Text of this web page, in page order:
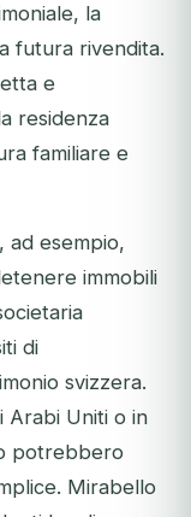
la
futura rivendita.
e
residenza
familiare e
ad esempio,
immobili
di
svizzera.
Arabi Uniti o in
potrebbero
Mirabello